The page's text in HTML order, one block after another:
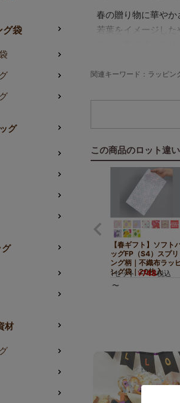
グ袋
グ
グ
材
春の贈り物に華やか
若葉をイメージし
焼き菓子やバスグ
コンパクトながら
2025年新作のカー
特別感のある仕様
関連キーワード：ラッピン
この商品のロット違
【春ギフト】ソフト
ッグFP（S4）スプリ
ング柄｜不織布ラッ
ング袋｜20枚入
1セット ¥748税込
〜